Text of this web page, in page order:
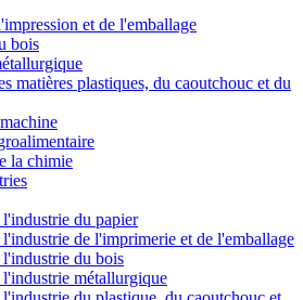
et de l'emballage
bois
matières plastiques, du caoutchouc et du
la chimie
du papier
de l'imprimerie et de l'emballage
du bois
métallurgique